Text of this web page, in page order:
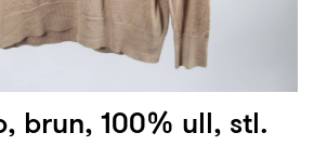
brun, 100% ull, stl.